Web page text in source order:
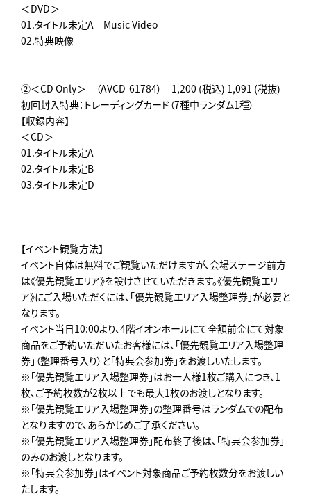
＜DVD＞
01.タイトル未定A Music Video
02.特典映像
②＜CD Only＞ （AVCD-61784） 1,200 (税込) 1,091 (税抜)
初回封入特典：トレーディングカード（7種中ランダム1種）
【収録内容】
＜CD＞
01.タイトル未定A
02.タイトル未定B
03.タイトル未定D
【イベント観覧方法】
イベント自体は無料でご観覧いただけますが、会場ステージ前方
は《優先観覧エリア》を設けさせていただきます。《優先観覧エリ
ア》にご入場いただくには、「優先観覧エリア入場整理券」が必要と
なります。
イベント当日10:00より、4階イオンホールにて全額前金にて対象
商品をご予約いただいたお客様には、「優先観覧エリア入場整理
券」（整理番号入り）と「特典会参加券」をお渡しいたします。
※「優先観覧エリア入場整理券」はお一人様1枚ご購入につき、1
枚、ご予約枚数が2枚以上でも最大1枚のお渡しとなります。
※「優先観覧エリア入場整理券」の整理番号はランダムでの配布
となりますので、あらかじめご了承ください。
※「優先観覧エリア入場整理券」配布終了後は、「特典会参加券」
のみのお渡しとなります。
※「特典会参加券」はイベント対象商品ご予約枚数分をお渡しい
たします。